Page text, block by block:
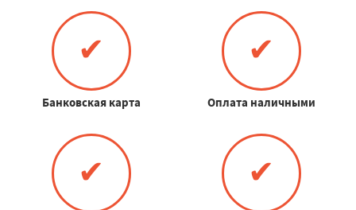
✔
Банковская карта
✔
Оплата наличными
✔ ✔